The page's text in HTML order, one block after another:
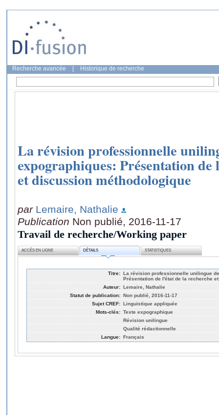
Recherche avancée Historique de recherche
La révision professionnelle
expographiques: Présentation
et discussion méthodologique
par Lemaire, Nathalie
Publication Non publié, 2016-11-17
Travail de recherche/Working paper
ACCÈS EN LIGNE DÉTAILS STATISTIQUES
Titre: La révision professionnelle unilingue
Présentation de l'état de la recherche
Auteur: Lemaire, Nathalie
Statut de publication: Non publié, 2016-11-17
Sujet CREF: Linguistique appliquée
Mots-clés: Texte expographique
Révision unilingue
Qualité rédactionnelle
Langue: Français